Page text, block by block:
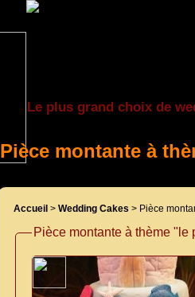
Le plus grand choix de
Pièce montante à
Accueil > Wedding Cakes > Pièce
Pièce montante à thème "le